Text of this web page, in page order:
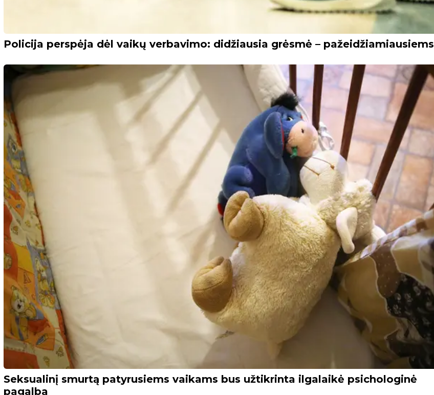
Policija perspėja dėl vaikų verbavimo: didžiausia grėsmė – pažeidžiamiausiems
Seksualinį smurtą patyrusiems vaikams bus užtikrinta ilgalaikė psichologinė
pagalba